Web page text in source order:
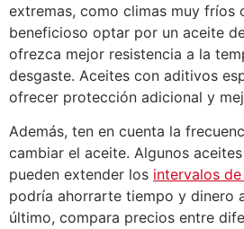
extremas, como climas muy fríos
beneficioso optar por un aceite
ofrezca mejor resistencia a la
desgaste. Aceites con aditivos
ofrecer protección adicional y
Además, ten en cuenta la
cambiar el aceite. Algunos
pueden extender los intervalos
podría ahorrarte tiempo y dinero
último, compara precios entre